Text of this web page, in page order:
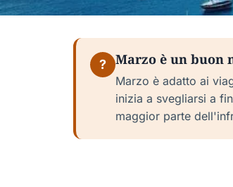
? Marzo è un buon
Marzo è adatto ai
inizia a svegliarsi a
maggior parte